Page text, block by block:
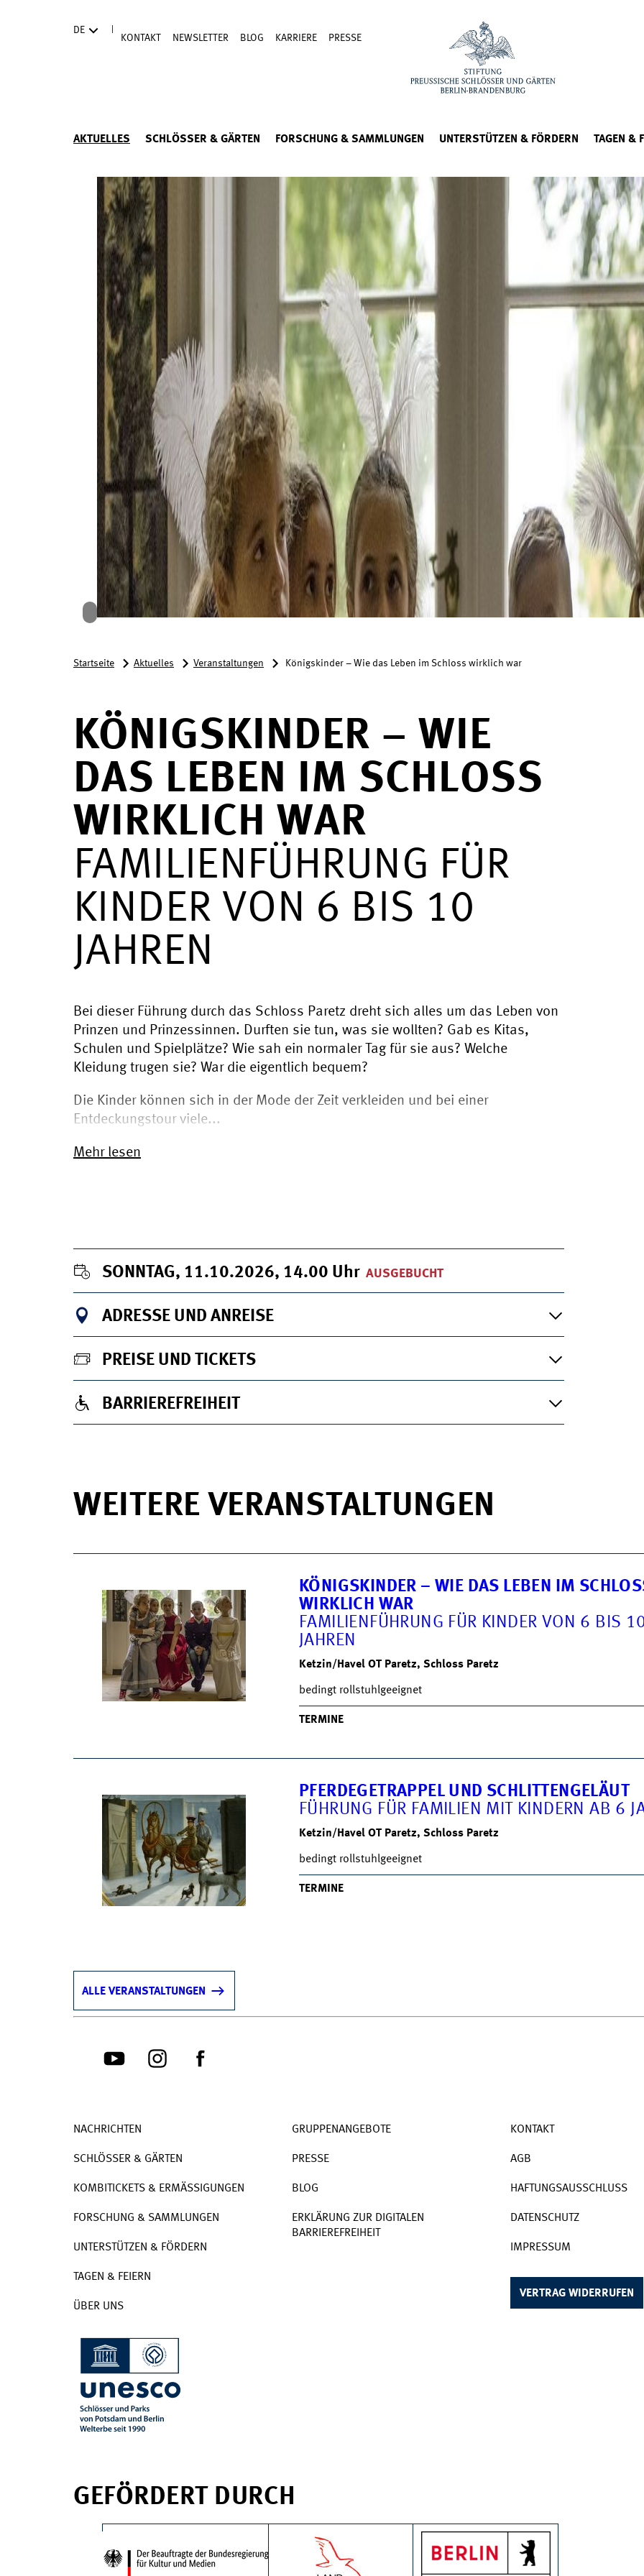
DE
KONTAKT NEWSLETTER BLOG KARRIERE PRESSE
AKTUELLES SCHLÖSSER & GÄRTEN FORSCHUNG & SAMMLUNGEN UNTERSTÜTZEN & FÖRDERN TAGEN &
Startseite Aktuelles Veranstaltungen Königskinder – Wie das Leben im Schloss wirklich war
KÖNIGSKINDER – WIE
DAS LEBEN IM SCHLOSS
WIRKLICH WAR
FAMILIENFÜHRUNG FÜR
KINDER VON 6 BIS 10
JAHREN
Bei dieser Führung durch das Schloss Paretz dreht sich alles um das Leben von
Prinzen und Prinzessinnen. Durften sie tun, was sie wollten? Gab es Kitas,
Schulen und Spielplätze? Wie sah ein normaler Tag für sie aus? Welche
Kleidung trugen sie? War die eigentlich bequem?
Die Kinder können sich in der Mode der Zeit verkleiden und bei einer
Entdeckungstour viele...
Mehr lesen
SONNTAG, 11.10.2026, 14.00 Uhr AUSGEBUCHT
ADRESSE UND ANREISE
PREISE UND TICKETS
BARRIEREFREIHEIT
WEITERE VERANSTALTUNGEN
KÖNIGSKINDER – WIE DAS LEBEN IM
WIRKLICH WAR
FAMILIENFÜHRUNG FÜR KINDER VON 6 BIS
JAHREN
Ketzin/Havel OT Paretz, Schloss Paretz
bedingt rollstuhlgeeignet
TERMINE
PFERDEGETRAPPEL UND SCHLITTENGELÄUT
FÜHRUNG FÜR FAMILIEN MIT KINDERN AB 6
Ketzin/Havel OT Paretz, Schloss Paretz
bedingt rollstuhlgeeignet
TERMINE
ALLE VERANSTALTUNGEN
NACHRICHTEN
SCHLÖSSER & GÄRTEN
KOMBITICKETS & ERMÄSSIGUNGEN
FORSCHUNG & SAMMLUNGEN
UNTERSTÜTZEN & FÖRDERN
TAGEN & FEIERN
ÜBER UNS
GRUPPENANGEBOTE
PRESSE
BLOG
ERKLÄRUNG ZUR DIGITALEN
BARRIEREFREIHEIT
KONTAKT
AGB
HAFTUNGSAUSSCHLUSS
DATENSCHUTZ
IMPRESSUM
VERTRAG WIDERRUFEN
GEFÖRDERT DURCH